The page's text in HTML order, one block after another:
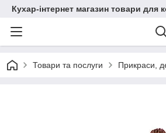
Кухар-інтернет магазин товари для
Товари та послуги Прикраси,